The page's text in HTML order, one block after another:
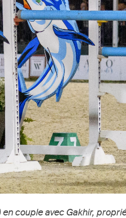
couple avec Gakhir,